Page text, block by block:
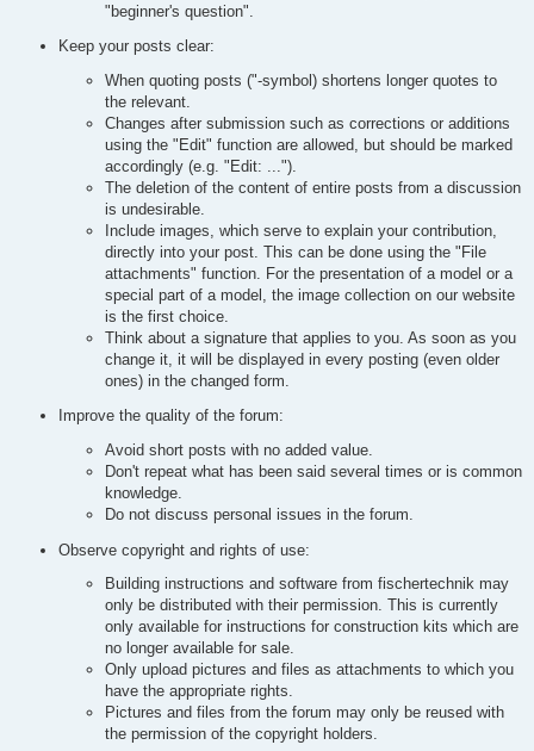
"beginner's question".
Keep your posts clear:
When quoting posts ("-symbol) shortens longer quotes to
the relevant.
Changes after submission such as corrections or additions
using the "Edit" function are allowed, but should be marked
accordingly (e.g. "Edit: ...").
The deletion of the content of entire posts from a discussion
is undesirable.
Include images, which serve to explain your contribution,
directly into your post. This can be done using the "File
attachments" function. For the presentation of a model or a
special part of a model, the image collection on our website
is the first choice.
Think about a signature that applies to you. As soon as you
change it, it will be displayed in every posting (even older
ones) in the changed form.
Improve the quality of the forum:
Avoid short posts with no added value.
Don't repeat what has been said several times or is common
knowledge.
Do not discuss personal issues in the forum.
Observe copyright and rights of use:
Building instructions and software from fischertechnik may
only be distributed with their permission. This is currently
only available for instructions for construction kits which are
no longer available for sale.
Only upload pictures and files as attachments to which you
have the appropriate rights.
Pictures and files from the forum may only be reused with
the permission of the copyright holders.